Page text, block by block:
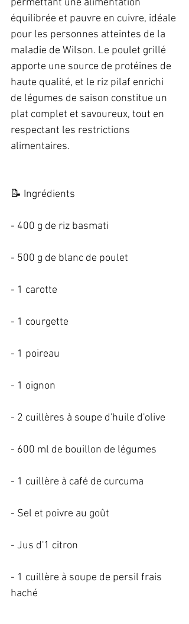
permettant une alimentation
équilibrée et pauvre en cuivre, idéale
pour les personnes atteintes de la
maladie de Wilson. Le poulet grillé
apporte une source de protéines de
haute qualité, et le riz pilaf enrichi
de légumes de saison constitue un
plat complet et savoureux, tout en
respectant les restrictions
alimentaires.
📝 Ingrédients
- 400 g de riz basmati
- 500 g de blanc de poulet
- 1 carotte
- 1 courgette
- 1 poireau
- 1 oignon
- 2 cuillères à soupe d'huile d'olive
- 600 ml de bouillon de légumes
- 1 cuillère à café de curcuma
- Sel et poivre au goût
- Jus d'1 citron
- 1 cuillère à soupe de persil frais
haché